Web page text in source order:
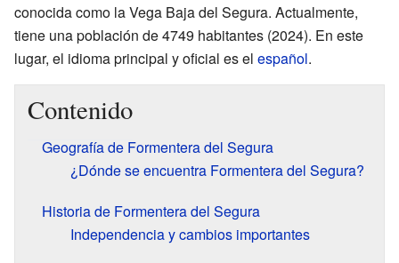
conocida como la Vega Baja del Segura. Actualmente,
tiene una población de 4749 habitantes (2024). En este
lugar, el idioma principal y oficial es el español.
Contenido
Geografía de Formentera del Segura
¿Dónde se encuentra Formentera del Segura?
Historia de Formentera del Segura
Independencia y cambios importantes